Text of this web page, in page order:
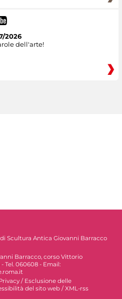
2026
dell'arte!
Scultura Antica Giovanni Barracco
Barracco, corso Vittorio
Tel. 060608 - Email:
/ Esclusione delle
del sito web / XML-rss